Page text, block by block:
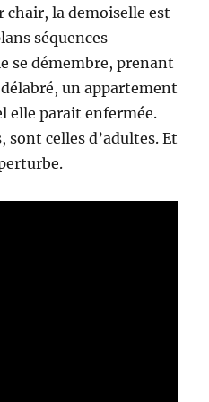
chair, la demoiselle est
séquences
se démembre, prenant
délabré, un appartement
elle parait enfermée.
sont celles d’adultes. Et